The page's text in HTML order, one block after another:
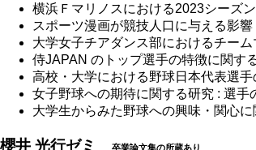
横浜Ｆマリノスにおける2023シーズ
スポーツ漫画が競技人口に与える影響
大学女子チアダンス部におけるチー
侍JAPAN のトップ選手の特徴に関す
高校・大学における野球日本代表選
女子野球への期待に関する研究 : 選
大学生からみた野球への興味・関心
櫻井 光行ゼミ 卒業論文集の所蔵あり